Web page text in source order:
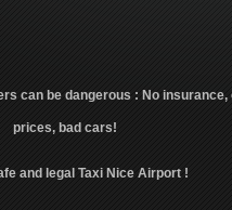
can be dangerous : No
prices, bad cars!
and legal Taxi Nice Airport !